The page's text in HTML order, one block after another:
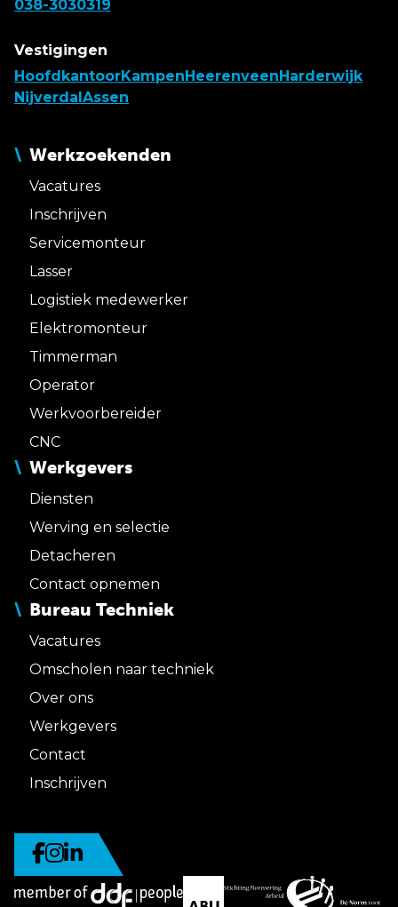
038-3030319
Vestigingen
HoofdkantoorKampen Heerenveen Harderwijk
Nijverdal Assen
Werkzoekenden
Vacatures
Inschrijven
Servicemonteur
Lasser
Logistiek medewerker
Elektromonteur
Timmerman
Operator
Werkvoorbereider
CNC
Werkgevers
Diensten
Werving en selectie
Detacheren
Contact opnemen
Bureau Techniek
Vacatures
Omscholen naar techniek
Over ons
Werkgevers
Contact
Inschrijven